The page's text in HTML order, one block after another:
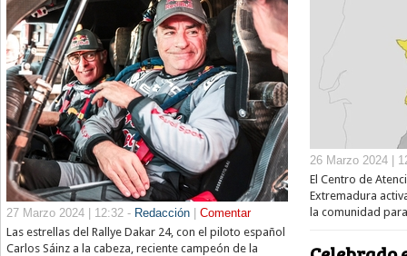
27 Marzo 2024 | 12:32 - Redacción| Comentar
Las estrellas del Rallye Dakar 24, con el piloto español
Carlos Sáinz a la cabeza, reciente campeón de la
26 Marzo 2024 |
El Centro de
Extremadura
la comunidad